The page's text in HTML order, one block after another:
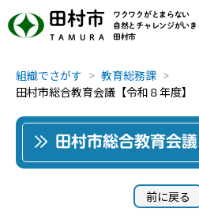
田村市
TAMURA
ワクワクがとまらない
自然とチャレンジがいき
田村市
組織でさがす
教育総務課
田村市総合教育会議【令和８年度】
田村市総合教育会議
前に戻る